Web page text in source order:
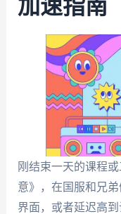
加速指南
刚结束一天的课程
意》，在国服和兄
界面，或者延迟高